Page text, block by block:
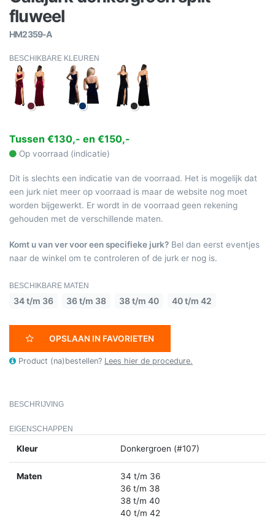
fluweel
HM2359-A
BESCHIKBARE KLEUREN
Tussen €130,- en €150,-
Op voorraad (indicatie)
Dit is slechts een indicatie van de voorraad. Het is mogelijk dat
een jurk niet meer op voorraad is maar de website nog moet
worden bijgewerkt. Er wordt in de voorraad geen rekening
gehouden met de verschillende maten.
Komt u van ver voor een specifieke jurk? Bel dan eerst eventjes
naar de winkel om te controleren of de jurk er nog is.
BESCHIKBARE MATEN
34 t/m 36 36 t/m 38 38 t/m 40 40 t/m 42
OPSLAAN IN FAVORIETEN
Product (na)bestellen? Lees hier de procedure.
BESCHRIJVING
EIGENSCHAPPEN
Kleur Donkergroen (#107)
Maten
34 t/m 36
36 t/m 38
38 t/m 40
40 t/m 42